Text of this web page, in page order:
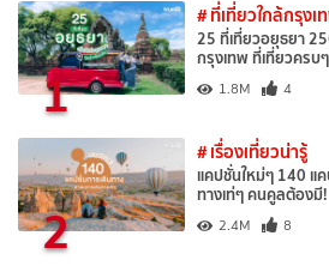
1
# ที่เที่ยวใกล้กรุงเ
25 ที่เที่ยวอยุธยา
กรุงเทพ ที่เที่ยวครบๆ
1.8M 4
2
# เรื่องเที่ยวน่ารู้
แคปชั่นใหม่ๆ 140 แ
ทางเท่ๆ คนคูลต้องมี!
2.4M 8